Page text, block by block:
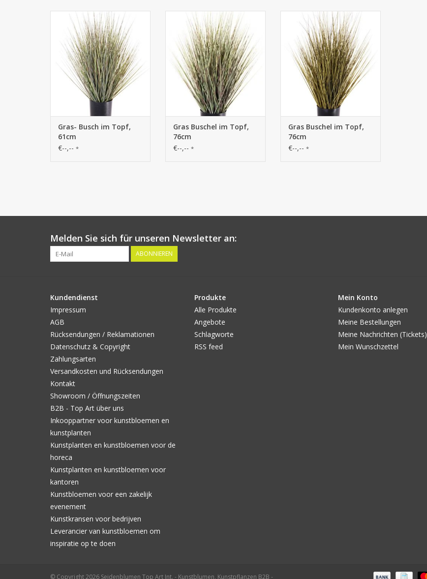
710550GS - Gras-Busch im Topf,
61cm
Gras- Busch im Topf,
61cm
€--,-- *
710555GS - Gras Buschel im
Topf, 76cm
Gras Buschel im Topf,
76cm
€--,-- *
710555OG - Gras Buschel im
Topf, 76cm
Gras Buschel im Topf,
76cm
€--,-- *
Melden Sie sich für unseren Newsletter an:
ABONNIEREN
Kundendienst
Impressum
AGB
Rücksendungen / Reklamationen
Datenschutz & Copyright
Zahlungsarten
Versandkosten und Rücksendungen
Kontakt
Showroom / Öffnungszeiten
B2B - Top Art über uns
Inkooppartner voor kunstbloemen en
kunstplanten
Kunstplanten en kunstbloemen voor de
horeca
Kunstplanten en kunstbloemen voor
kantoren
Kunstbloemen voor een zakelijk
evenement
Kunstkransen voor bedrijven
Leverancier van kunstbloemen om
inspiratie op te doen
Produkte
Alle Produkte
Angebote
Schlagworte
RSS feed
Mein Konto
Kundenkonto anlegen
Meine Bestellungen
Meine Nachrichten (Tickets)
Mein Wunschzettel
© Copyright 2026 Seidenblumen Top Art Int. - Kunstblumen, Kunstpflanzen B2B -